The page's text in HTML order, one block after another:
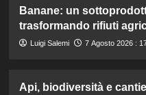
Banane: un
trasformando rifiuti
Luigi Salemi 7 Agosto 2026 :
Api, biodiversità e